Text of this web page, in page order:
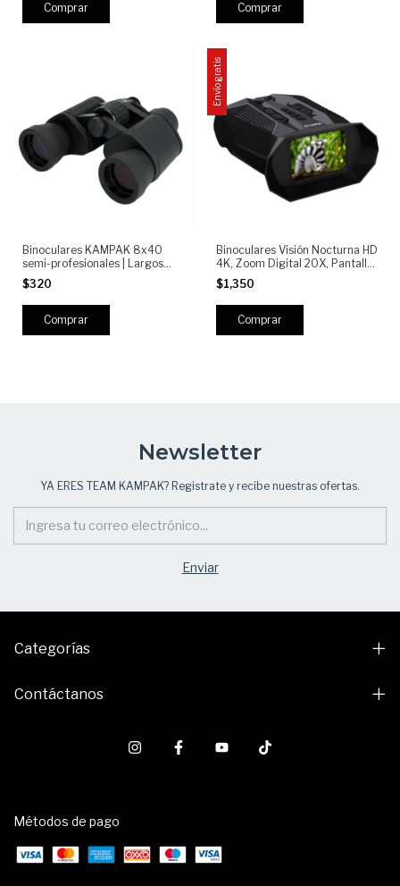
Binoculares KAMPAK 8x40
semi-profesionales | Largos
Alcances | Visión Clara HD |
Camping, Caza, Observación y
Deportes
$320
Envío gratis
Binoculares Visión Nocturna HD
4K, Zoom Digital 20X, Pantalla
3" Recargables - Para Caza,
Camping y Observación de
Fauna
$1,350
Newsletter
YA ERES TEAM KAMPAK? Registrate y recibe nuestras ofertas.
Categorías
Contáctanos
Métodos de pago